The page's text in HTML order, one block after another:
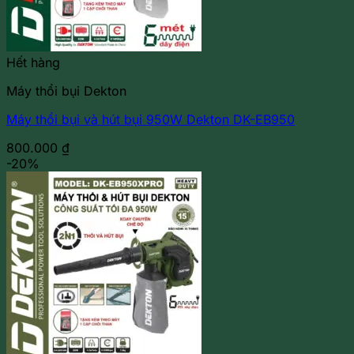
Hết hàng
Máy thổi bụi Dekton
Máy thổi bụi và hút bụi 950W Dekton DK-EB950
800.000 ₫
-20%